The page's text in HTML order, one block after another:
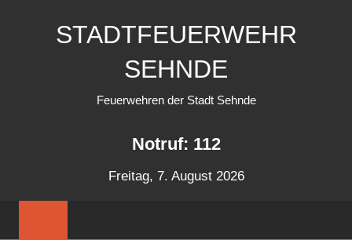
STADTFEUERWEHR
SEHNDE
Feuerwehren der Stadt Sehnde
Notruf: 112
Freitag, 7. August 2026